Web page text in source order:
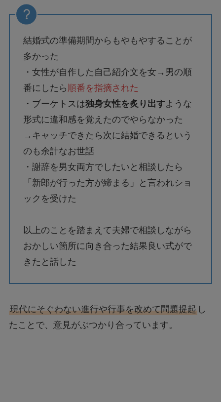
結婚式の準備期間からもやもやすることが
多かった
・女性が自作した自己紹介文を女→男の順
番にしたら 順番を指摘された
・ブーケトスは独身女性を炙り出すような
形式に違和感を覚えたのでやらなかった
→キャッチできたら次に結婚できるという
のも余計なお世話
・謝辞を男女両方でしたいと相談したら
「新郎が行った方が締まる」と言われショ
ックを受けた
以上のことを踏まえて夫婦で相談しながら
おかしい箇所に向き合った結果良い式がで
きたと話した
現代にそぐわない進行や行事を改めて問題提起し
たことで、意見がぶつかり合っています。